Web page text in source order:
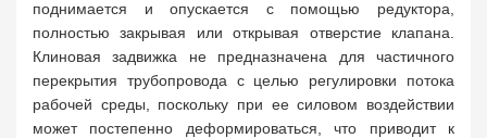
поднимается и опускается с помощью редуктора,
полностью закрывая или открывая отверстие клапана.
Клиновая задвижка не предназначена для частичного
перекрытия трубопровода с целью регулировки потока
рабочей среды, поскольку при ее силовом воздействии
может постепенно деформироваться, что приводит к